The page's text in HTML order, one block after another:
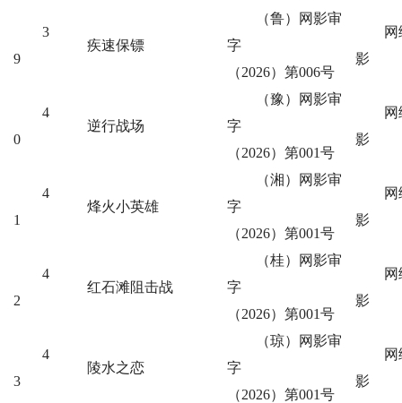
3
9
疾速保镖
（鲁）网影审
字
（2026）第006号
影
4
0
逆行战场
（豫）网影审
字
（2026）第001号
影
4
1
烽火小英雄
（湘）网影审
字
（2026）第001号
影
4
2
红石滩阻击战
（桂）网影审
字
（2026）第001号
影
4
3
陵水之恋
（琼）网影审
字
（2026）第001号
影